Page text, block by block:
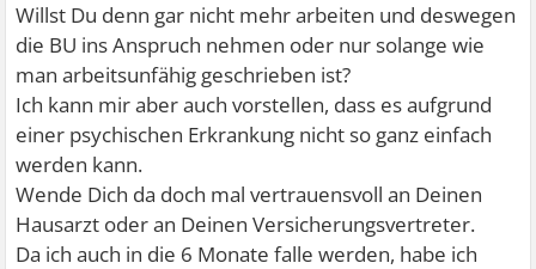
Willst Du denn gar nicht mehr arbeiten und deswegen
die BU ins Anspruch nehmen oder nur solange wie
man arbeitsunfähig geschrieben ist?
Ich kann mir aber auch vorstellen, dass es aufgrund
einer psychischen Erkrankung nicht so ganz einfach
werden kann.
Wende Dich da doch mal vertrauensvoll an Deinen
Hausarzt oder an Deinen Versicherungsvertreter.
Da ich auch in die 6 Monate falle werden, habe ich